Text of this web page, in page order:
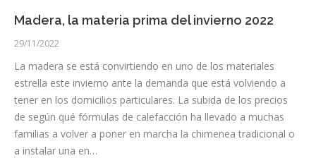
Madera, la materia prima del invierno 2022
29/11/2022
La madera se está convirtiendo en uno de los materiales
estrella este invierno ante la demanda que está volviendo a
tener en los domicilios particulares. La subida de los precios
de según qué fórmulas de calefacción ha llevado a muchas
familias a volver a poner en marcha la chimenea tradicional o
a instalar una en…